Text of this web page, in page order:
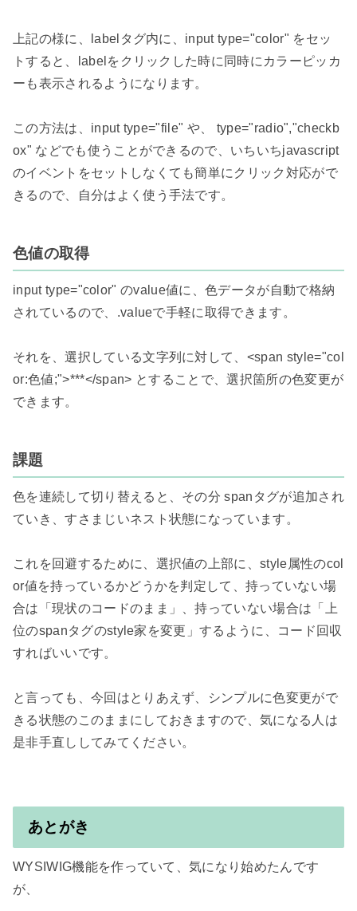
上記の様に、labelタグ内に、input type="color" をセッ
トすると、labelをクリックした時に同時にカラーピッカ
ーも表示されるようになります。
この方法は、input type="file" や、 type="radio","checkb
ox" などでも使うことができるので、いちいちjavascript
のイベントをセットしなくても簡単にクリック対応がで
きるので、自分はよく使う手法です。
色値の取得
input type="color" のvalue値に、色データが自動で格納
されているので、.valueで手軽に取得できます。
それを、選択している文字列に対して、<span style="col
or:色値;">***</span> とすることで、選択箇所の色変更が
できます。
課題
色を連続して切り替えると、その分 spanタグが追加され
ていき、すさまじいネスト状態になっています。
これを回避するために、選択値の上部に、style属性のcol
or値を持っているかどうかを判定して、持っていない場
合は「現状のコードのまま」、持っていない場合は「上
位のspanタグのstyle家を変更」するように、コード回収
すればいいです。
と言っても、今回はとりあえず、シンプルに色変更がで
きる状態のこのままにしておきますので、気になる人は
是非手直ししてみてください。
あとがき
WYSIWIG機能を作っていて、気になり始めたんです
が、